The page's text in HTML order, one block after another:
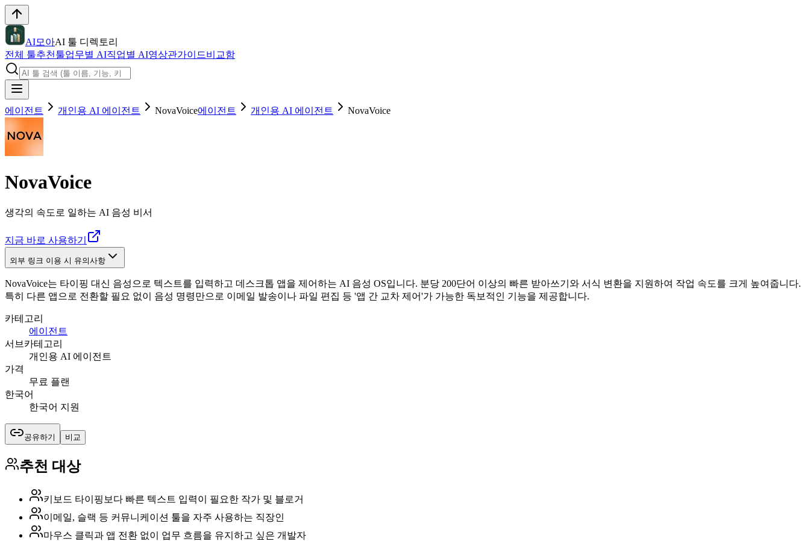
AI모아AI 툴 디렉토리
전체 툴추천툴업무별 AI직업별 AI영상관가이드비교함
에이전트 개인용 AI 에이전트 NovaVoice에이전트 개인용 AI 에이전트 NovaVoice
NovaVoice
생각의 속도로 일하는 AI 음성 비서
지금 바로 사용하기
외부 링크 이용 시 유의사항
NovaVoice는 타이핑 대신 음성으로 텍스트를 입력하고 데스크톱 앱을 제어하는 AI 음성 OS입니다. 분당 200단어 이상의 빠른 받아쓰기와 서식 변환을 지원하여 작업 속도를 크게 높여줍니다.
특히 다른 앱으로 전환할 필요 없이 음성 명령만으로 이메일 발송이나 파일 편집 등 '앱 간 교차 제어'가 가능한 독보적인 기능을 제공합니다.
카테고리
에이전트
서브카테고리
개인용 AI 에이전트
가격
무료 플랜
한국어
한국어 지원
공유하기 비교
추천 대상
키보드 타이핑보다 빠른 텍스트 입력이 필요한 작가 및 블로거
이메일, 슬랙 등 커뮤니케이션 툴을 자주 사용하는 직장인
마우스 클릭과 앱 전환 없이 업무 흐름을 유지하고 싶은 개발자